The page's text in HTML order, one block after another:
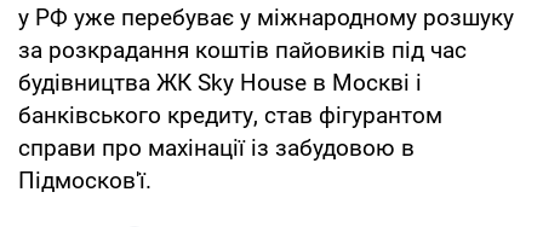
у РФ уже перебуває у міжнародному розшуку
за розкрадання коштів пайовиків під час
будівництва ЖК Sky House в Москві і
банківського кредиту, став фігурантом
справи про махінації із забудовою в
Підмосков'ї.